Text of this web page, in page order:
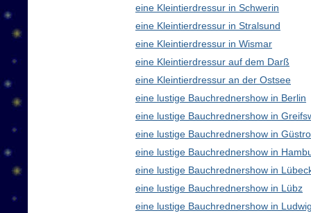
eine Kleintierdressur in Schwerin
eine Kleintierdressur in Stralsund
eine Kleintierdressur in Wismar
eine Kleintierdressur auf dem Darß
eine Kleintierdressur an der Ostsee
eine lustige Bauchrednershow in Berlin
eine lustige Bauchrednershow in
eine lustige Bauchrednershow in
eine lustige Bauchrednershow in
eine lustige Bauchrednershow in
eine lustige Bauchrednershow in Lübz
eine lustige Bauchrednershow in